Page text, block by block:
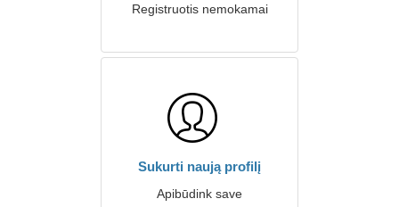
Registruotis nemokamai
Sukurti naują profilį
Apibūdink save